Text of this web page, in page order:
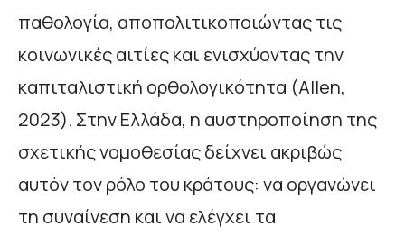
παθολογία, αποπολιτικοποιώντας τις
κοινωνικές αιτίες και ενισχύοντας την
καπιταλιστική ορθολογικότητα (Allen,
2023). Στην Ελλάδα, η αυστηροποίηση της
σχετικής νομοθεσίας δείχνει ακριβώς
αυτόν τον ρόλο του κράτους: να οργανώνει
τη συναίνεση και να ελέγχει τα